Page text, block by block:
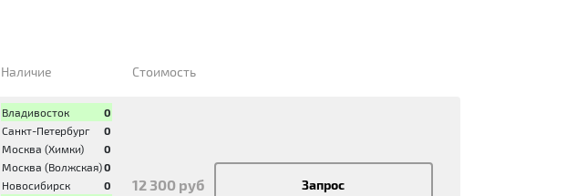
Наличие Стоимость
Владивосток
0
Санкт-Петербург
0
Москва (Химки)
0
Москва (Волжская)0
Новосибирск
0
12 300 руб Запрос